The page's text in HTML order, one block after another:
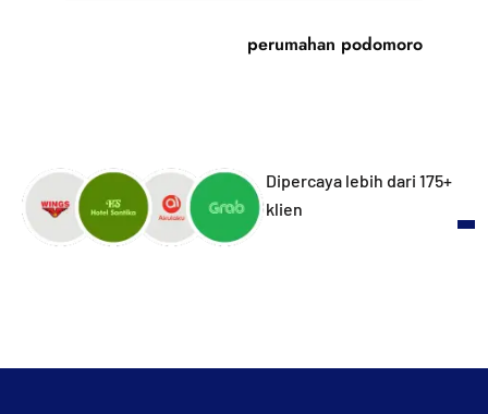
perumahan podomoro
Dipercaya lebih dari 175+
klien